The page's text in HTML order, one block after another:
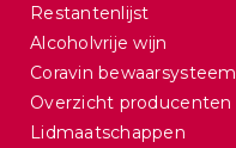
Restantenlijst
Alcoholvrije wijn
Coravin bewaarsysteem
Overzicht producenten
Lidmaatschappen